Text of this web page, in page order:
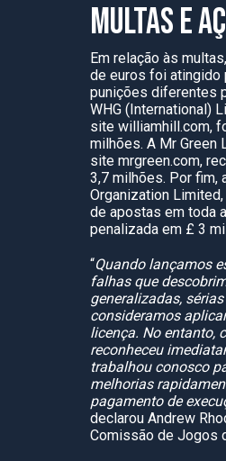
MULTAS E
Em relação às
de euros foi atingido
punições diferentes
WHG (International)
site williamhill.com,
milhões. A Mr Green
site mrgreen.com,
3,7 milhões. Por fim,
Organization
de apostas em toda
penalizada em £ 3
“Quando lançamos
falhas que
generalizadas,
consideramos
licença. No entanto,
reconheceu
trabalhou conosco
melhorias
pagamento de
declarou Andrew
Comissão de Jogos